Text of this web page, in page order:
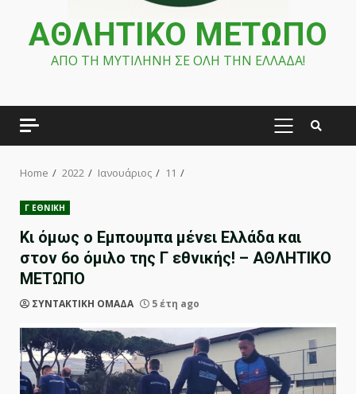
ΑΘΛΗΤΙΚΟ ΜΕΤΩΠΟ
ΑΠΟ ΤΗ ΜΥΤΙΛΗΝΗ ΣΕ ΟΛΗ ΤΗΝ ΕΛΛΑΔΑ!
PRIMARY
Home 2022 Ιανουάριος 11
Γ ΕΘΝΙΚΗ
Κι όμως ο Εμπουμπα μένει Ελλάδα και
στον 6ο όμιλο της Γ εθνικής! – ΑΘΛΗΤΙΚΟ
ΜΕΤΩΠΟ
ΣΥΝΤΑΚΤΙΚΗ ΟΜΑΔΑ 5 έτη ago